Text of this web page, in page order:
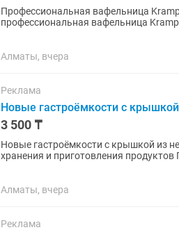
Профессиональная вафельница Krampouz
профессиональная вафельница
Алматы, вчера
Реклама
Новые гастроёмкости с
3 500 ₸
Новые гастроёмкости с крышкой из
хранения и приготовления продуктов Подходят для столовых, кафе, ресторанов, пищевых
Алматы, вчера
Реклама